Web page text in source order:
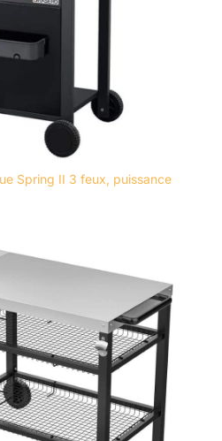
Spring II 3 feux, puissance